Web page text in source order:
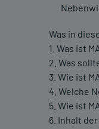
Was in
1. Was ist
2. Was
3. Wie ist
4. Welche
5. Wie ist
6. Inhalt